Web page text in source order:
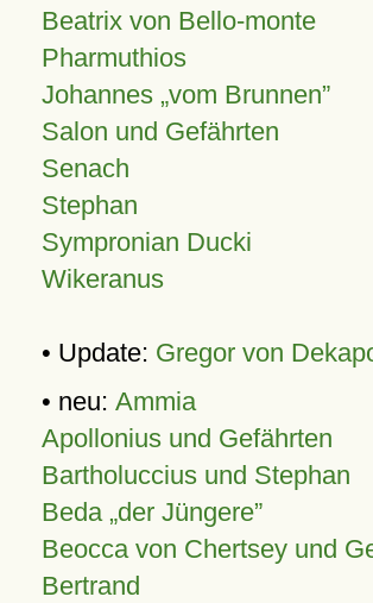
Beatrix von Bello-monte
Pharmuthios
Johannes vom Brunnen
Salon und Gefährten
Senach
Stephan
Sympronian Ducki
Wikeranus
• Update: Gregor von
• neu: Ammia
Apollonius und Gefährten
Bartholuccius und Stephan
Beda „der Jüngere”
Beocca von Chertsey und
Bertrand